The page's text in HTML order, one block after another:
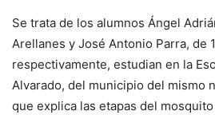
Se trata de los alumnos Ángel
Arellanes y José Antonio Parra, de
respectivamente, estudian en la
Alvarado, del municipio del mismo
que explica las etapas del